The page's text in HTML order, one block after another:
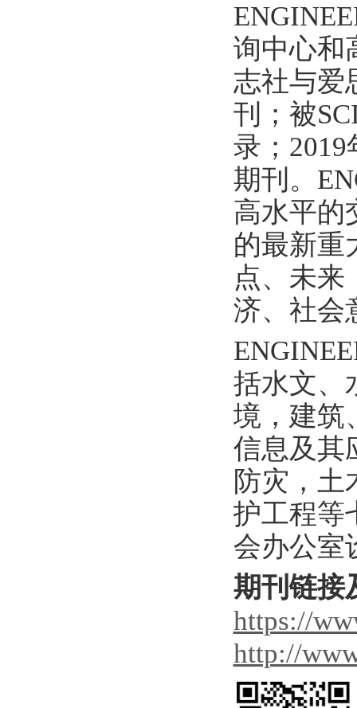
询中心和
志社与爱
刊；被
录；
期刊。
高水平的
的最新重
点、未来
济、社会
括水文、
境，建筑
信息及其
防灾，
护工程等
会办公室
期刊链接
https://
http://